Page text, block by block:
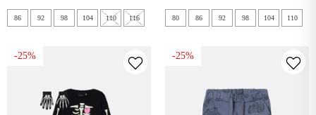
86 92 98 104 110 116 80 86 92 98 104 110
-25% -25%